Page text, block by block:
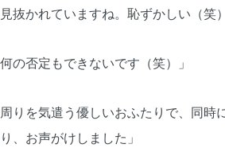
抜かれていますね。恥ずかしい（笑
の否定もできないです（笑）」
りを気遣う優しいおふたりで、同
、お声がけしました」